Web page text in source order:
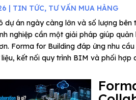
| TIN TỨC, TƯ VẤN MUA HÀNG
dự án ngày càng lớn và số lượng bên
nghiệp cần một giải pháp giúp
Forma for Building đáp ứng nhu
kết nối quy trình BIM và phối hợp